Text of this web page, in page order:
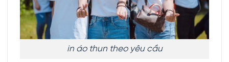
in áo thun theo yêu cầu